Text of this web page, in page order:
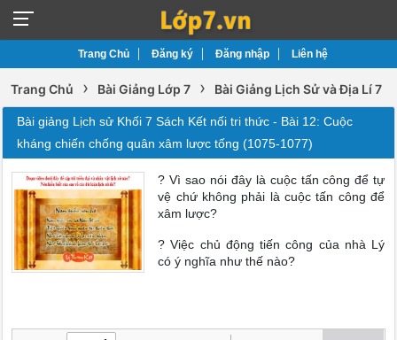
Trang Chủ Đăng ký Đăng nhập Liên hệ
Trang Chủ › Bài Giảng Lớp 7 › Bài Giảng Lịch Sử và Địa Lí 7
Bài giảng Lịch sử Khối 7 Sách Kết nối tri thức - Bài 12: Cuộc
kháng chiến chống quân xâm lược tống (1075-1077)
? Vì sao nói đây là cuộc tấn công để tự
vệ chứ không phải là cuộc tấn công để
xâm lược?
? Việc chủ động tiến công của nhà Lý
có ý nghĩa như thế nào?